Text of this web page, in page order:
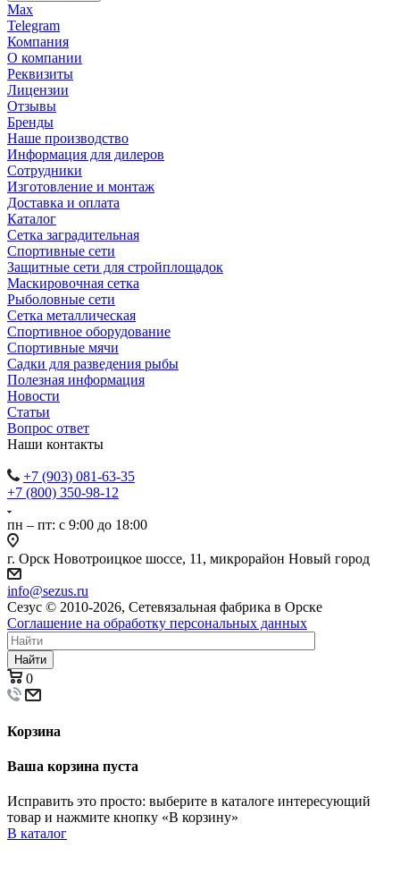
Max
Telegram
Компания
О компании
Реквизиты
Лицензии
Отзывы
Бренды
Наше производство
Информация для дилеров
Сотрудники
Изготовление и монтаж
Доставка и оплата
Каталог
Сетка заградительная
Спортивные сети
Защитные сети для стройплощадок
Маскировочная сетка
Рыболовные сети
Сетка металлическая
Спортивное оборудование
Спортивные мячи
Садки для разведения рыбы
Полезная информация
Новости
Статьи
Вопрос ответ
Наши контакты
+7 (903) 081-63-35
+7 (800) 350-98-12
пн – пт: с 9:00 до 18:00
г. Орск Новотроицкое шоссе, 11, микрорайон Новый город
info@sezus.ru
Сезус © 2010-2026, Сетевязальная фабрика в Орске
Соглашение на обработку персональных данных
Найти
0
Корзина
Ваша корзина пуста
Исправить это просто: выберите в каталоге интересующий
товар и нажмите кнопку «В корзину»
В каталог